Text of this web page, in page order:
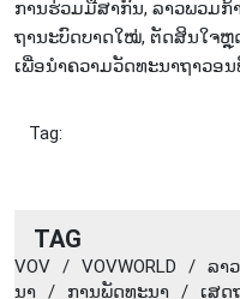
ການ​ຮ່ວມ​ມື​ສາ​ກົນ, ລາວ​ພວມ​ກ້
ຖາ​ນະບົດບາດ​ໃໝ່, ຕັດ​ສິນ​ໃຈ
ເພື່ອນຳ​​ຄວາ​ມ​ວັດ​ທະ​ນາ​ຖາ​ວອ
Tag:
TAG
VOV / VOVWORLD / ລາວ
ນາ
/ ການ​ພັດ​ທະ​ນາ / ເສດ​